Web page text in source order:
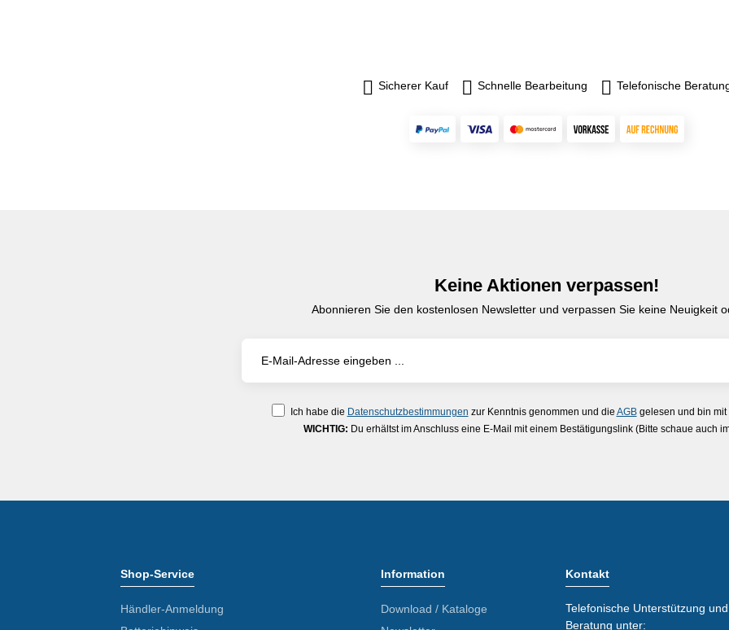
Sicherer Kauf Schnelle Bearbeitung Telefonische
Keine Aktionen verpassen!
Abonnieren Sie den kostenlosen Newsletter und verpassen Sie keine Neuigkeit
Ich habe die Datenschutzbestimmungen zur Kenntnis genommen und die AGBgelesen und bin mit
WICHTIG: Du erhältst im Anschluss eine E-Mail mit einem Bestätigungslink (Bitte schaue auch
Shop-Service
Händler-Anmeldung
Information
Download / Kataloge
Kontakt
Telefonische Unterstützung und
Beratung unter: